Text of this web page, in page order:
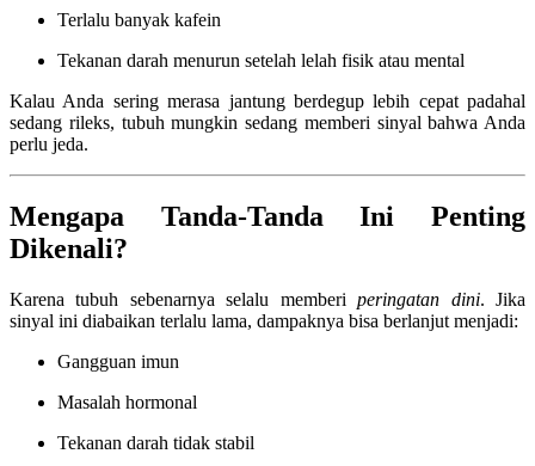
Terlalu banyak kafein
Tekanan darah menurun setelah lelah fisik atau mental
Kalau Anda sering merasa jantung berdegup lebih cepat padahal
sedang rileks, tubuh mungkin sedang memberi sinyal bahwa Anda
perlu jeda.
Mengapa Tanda-Tanda Ini Penting
Dikenali?
Karena tubuh sebenarnya selalu memberiperingatan dini. Jika
sinyal ini diabaikan terlalu lama, dampaknya bisa berlanjut menjadi:
Gangguan imun
Masalah hormonal
Tekanan darah tidak stabil